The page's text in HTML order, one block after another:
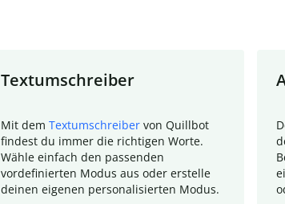
Textumschreiber
Mit dem Textumschreiber von Quillbot
findest du immer die richtigen Worte.
Wähle einfach den passenden
vordefinierten Modus aus oder erstelle
deinen eigenen personalisierten Modus.